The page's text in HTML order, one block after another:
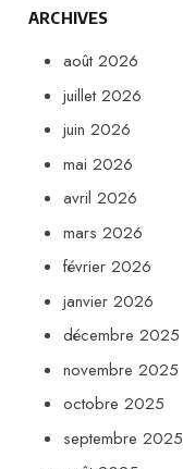
ARCHIVES
août 2026
juillet 2026
juin 2026
mai 2026
avril 2026
mars 2026
février 2026
janvier 2026
décembre 2025
novembre 2025
octobre 2025
septembre 2025